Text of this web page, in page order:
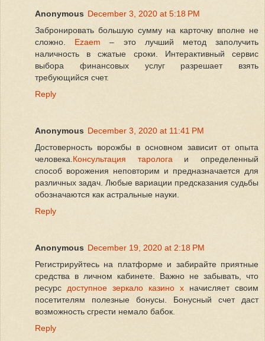
Anonymous December 3, 2020 at 5:18 PM
Забронировать большую сумму на карточку вполне не
сложно. Ezaem – это лучший метод заполучить
наличность в сжатые сроки. Интерактивный сервис
выбора финансовых услуг разрешает взять
требующийся счет.
Reply
Anonymous December 3, 2020 at 11:41 PM
Достоверность ворожбы в основном зависит от опыта
человека. Консультация таролога и определенный
способ ворожения неповторим и предназначается для
различных задач. Любые вариации предсказания судьбы
обозначаются как астральные науки.
Reply
Anonymous December 19, 2020 at 2:18 PM
Регистрируйтесь на платформе и забирайте приятные
средства в личном кабинете. Важно не забывать, что
ресурс доступное зеркало казино х начисляет своим
посетителям полезные бонусы. Бонусный счет даст
возможность сгрести немало бабок.
Reply